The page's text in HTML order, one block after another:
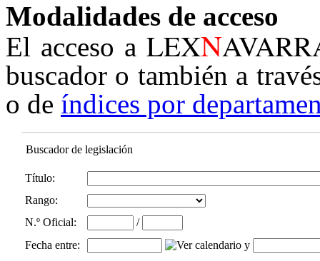
Modalidades de acceso
El acceso aLEXN
buscador o también a
o de índices por
Buscador de legislación
Título:
Rango:
N.º Oficial:
/
Fecha entre:
y